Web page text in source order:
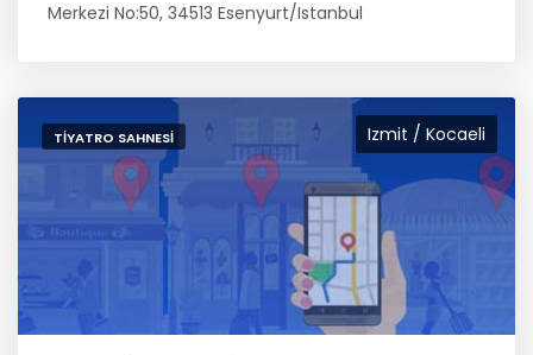
Merkezi No:50, 34513 Esenyurt/Istanbul
Izmit / Kocaeli
TIYATRO SAHNESI